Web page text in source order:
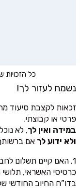
כל הזכויות
נשמח לעזור לך!
זכאות לקצבת סיעוד
פרטי או קבוצתי.
במידה ואין לך, לא
ולא ידוע לך אם
1. האם קיים תשלום
כרטיסי האשראי,
בדו”ח החיוב החודשי